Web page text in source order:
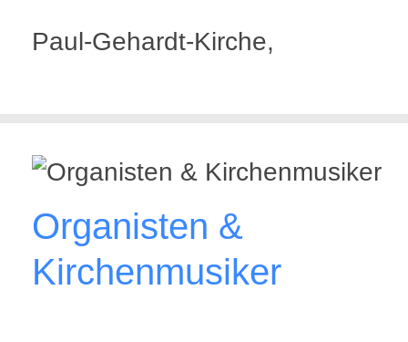
Paul-Gehardt-Kirche,
Organisten &
Kirchenmusiker